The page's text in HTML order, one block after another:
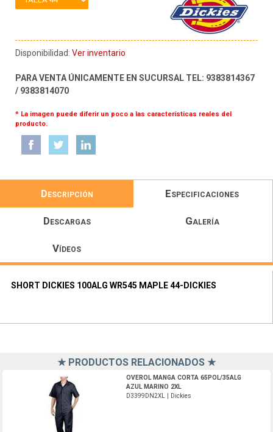
Disponibilidad: Ver inventario
PARA VENTA ÚNICAMENTE EN SUCURSAL TEL: 9383814367
/ 9383814070
* La imagen puede diferir un poco a las características reales del
producto.
Descripción Especificaciones
Descargas Galería
Vídeos
SHORT DICKIES 100ALG WR545 MAPLE 44-DICKIES
★ PRODUCTOS RELACIONADOS ★
OVEROL MANGA CORTA 65POL/35ALG
AZUL MARINO 2XL
D3399DN2XL | Dickies